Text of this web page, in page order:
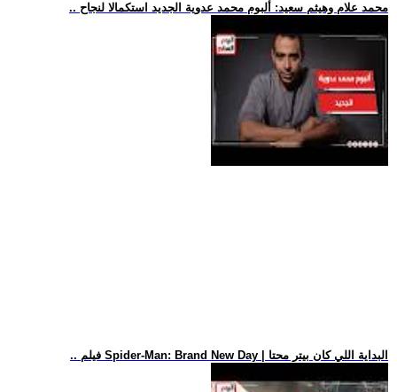
.. محمد علام وهيثم سعيد: ألبوم محمد عدوية الجديد استكمالا لنجاح
.. فيلم Spider-Man: Brand New Day | البداية اللي كان بيتر محتا